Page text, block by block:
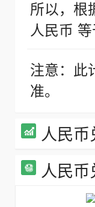
所以，根
人民币
注意：此
准。
人民
人民